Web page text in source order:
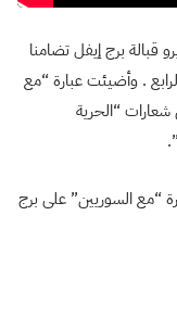
قبالة برج إيفل تضامنا
. وأضيئت عبارة “مع
“الحرية
“مع السوريين” على برج